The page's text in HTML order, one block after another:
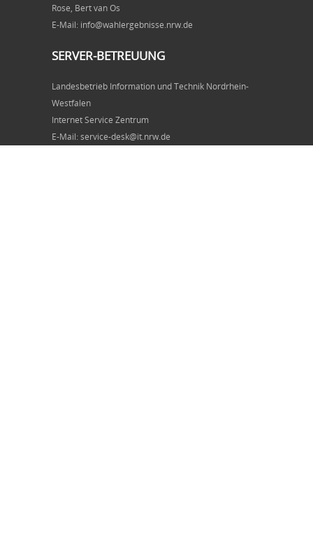
Rose, Bert van Os
E-Mail: info@wahlergebnisse.nrw.de
SERVER-BETREUUNG
Landesbetrieb Information und Technik Nordrhein-
Westfalen
Internet Service Zentrum
E-Mail: service-desk@it.nrw.de